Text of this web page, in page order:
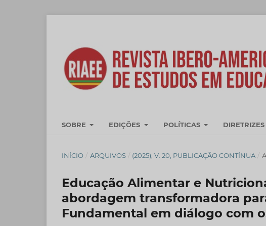
SOBRE EDIÇÕES POLÍTICAS DIRETRIZES
INÍCIO / ARQUIVOS / (2025), V. 20, PUBLICAÇÃO CONTÍNUA /
Educação Alimentar e
abordagem transformadora
Fundamental em diálogo com